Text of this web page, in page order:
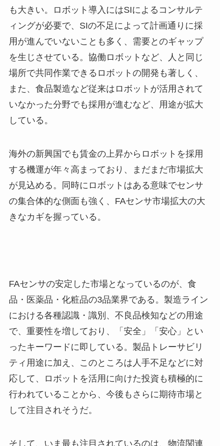
も大きい。ロボット導入にはSIによるコンサルテ
ィングが必要で、SIの不足によって計画通りに採
用が進んでいないことも多く、需要とのギャップ
を生じさせている。協働ロボットなど、人と同じ
場所で共同作業できるロボットの開発も著しく、
また、食品製造など従来はロボットが活用されて
いなかった分野でも採用が進むなど、用途が拡大
している。
海外の新興国でも賃金の上昇からロボットを採用
する機運が年々高まっており、まだまだ市場拡大
が見込める。同時にロボットはある意味でセンサ
の集合体的な側面も強く、FAセンサ市場拡大の大
きなカギを握っている。
FAセンサの安定した市場となっているのが、食
品・医薬品・化粧品の3品業界である。製造ライン
における各種認識・識別、不良品検知などの用途
で、重要性を増しており、「安全」「安心」とい
ったキーワードに即している。製品トレーサビリ
ティ用途に加え、このところは人手不足などに対
応して、ロボットを活用に向けた投資も積極的に
行われていることから、今後もさらに期待市場と
して注目されそうだ。
そして、いま最も注目されているのは、物流関連